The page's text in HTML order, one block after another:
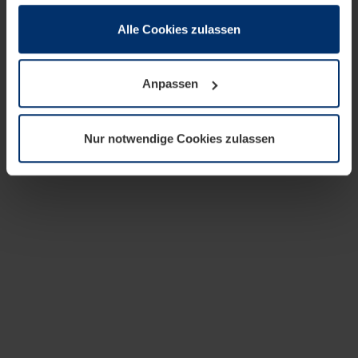
sie im Rahmen Ihrer Nutzung der Dienste gesammelt
wenn diese für den Betrieb dieser Seite unbedingt
notwendig sind. Für alle anderen Cookie-Typen benötigen
wir Ihre Erlaubnis. Ihre Einwilligung können Sie jederzeit
Datenschutzerklärungunserer Website ändern oder
widerrufen.
Alle Cookies zulassen
Anpassen
Nur notwendige Cookies zulassen